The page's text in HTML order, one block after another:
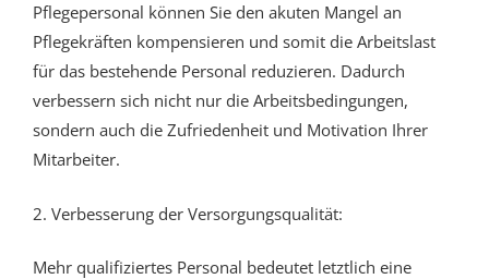
Pflegepersonal können Sie den akuten Mangel an
Pflegekräften kompensieren und somit die Arbeitslast
für das bestehende Personal reduzieren. Dadurch
verbessern sich nicht nur die Arbeitsbedingungen,
sondern auch die Zufriedenheit und Motivation Ihrer
Mitarbeiter.
2. Verbesserung der Versorgungsqualität:
Mehr qualifiziertes Personal bedeutet letztlich eine